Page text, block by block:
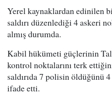
Yerel kaynaklardan edinilen
saldırı düzenlediği 4 askeri
almış durumda.
Kabil hükümeti güçlerinin
kontrol noktalarını terk
saldırıda 7 polisin öldüğünü
ifade etti.